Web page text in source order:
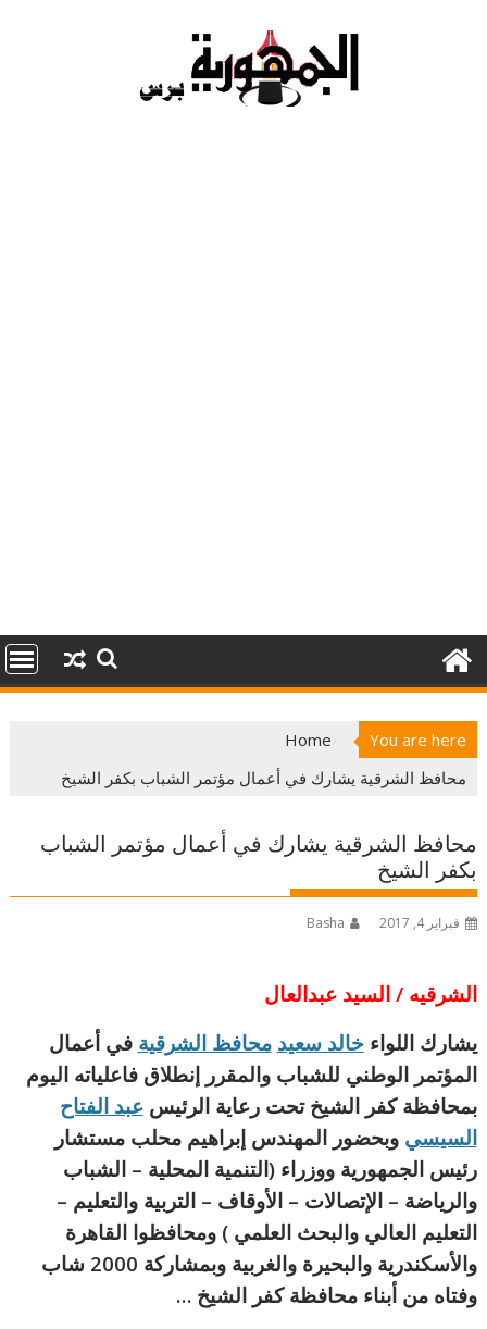
You are here
Home
محافظ الشرقية يشارك في أعمال مؤتمر الشباب بكفر الشيخ
محافظ الشرقية يشارك في أعمال مؤتمر الشباب
بكفر الشيخ
فبراير 4, 2017 Basha
الشرقيه / السيد عبدالعال
يشارك اللواءخالد سعيد محافظ الشرقية في أعمال
المؤتمر الوطني للشباب والمقرر إنطلاق فاعلياته اليوم
بمحافظة كفر الشيخ تحت رعاية الرئيسعبد الفتاح
السيسي وبحضور المهندس إبراهيم محلب مستشار
رئيس الجمهورية ووزراء (التنمية المحلية – الشباب
والرياضة – الإتصالات – الأوقاف – التربية والتعليم –
التعليم العالي والبحث العلمي ) ومحافظوا القاهرة
والأسكندرية والبحيرة والغربية وبمشاركة 2000 شاب
وفتاه من أبناء محافظة كفر الشيخ …